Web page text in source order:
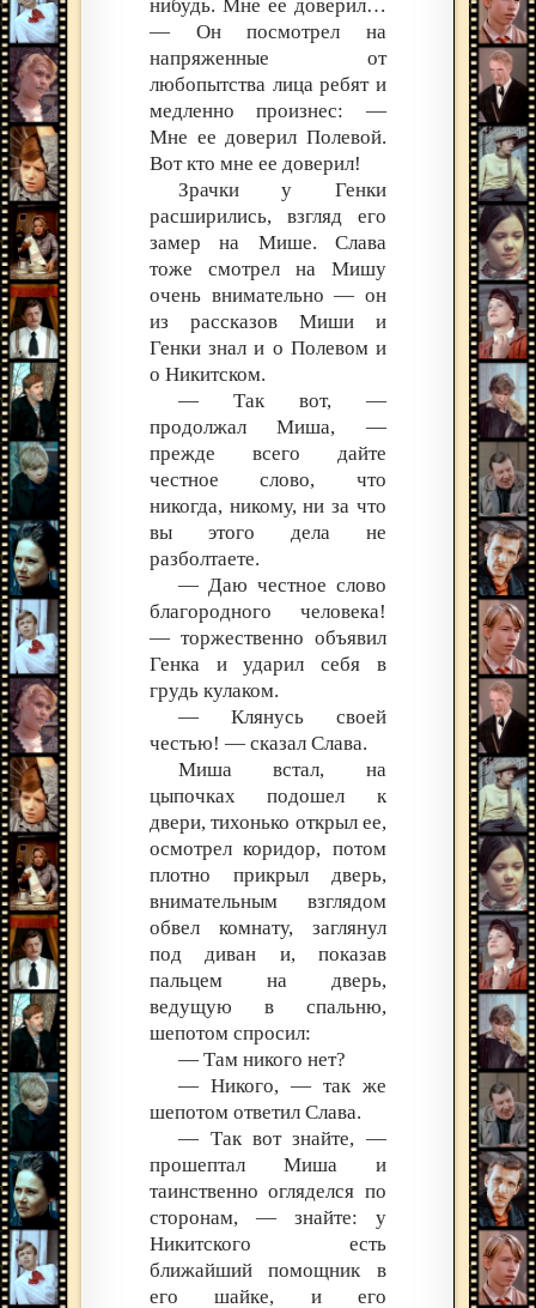
нибудь. Мне ее доверил…
— Он посмотрел на
напряженные от
любопытства лица ребят и
медленно произнес: —
Мне ее доверил Полевой.
Вот кто мне ее доверил!
Зрачки у Генки
расширились, взгляд его
замер на Мише. Слава
тоже смотрел на Мишу
очень внимательно — он
из рассказов Миши и
Генки знал и о Полевом и
о Никитском.
— Так вот, —
продолжал Миша, —
прежде всего дайте
честное слово, что
никогда, никому, ни за что
вы этого дела не
разболтаете.
— Даю честное слово
благородного человека!
— торжественно объявил
Генка и ударил себя в
грудь кулаком.
— Клянусь своей
честью! — сказал Слава.
Миша встал, на
цыпочках подошел к
двери, тихонько открыл ее,
осмотрел коридор, потом
плотно прикрыл дверь,
внимательным взглядом
обвел комнату, заглянул
под диван и, показав
пальцем на дверь,
ведущую в спальню,
шепотом спросил:
— Там никого нет?
— Никого, — так же
шепотом ответил Слава.
— Так вот знайте, —
прошептал Миша и
таинственно огляделся по
сторонам, — знайте: у
Никитского есть
ближайший помощник в
его шайке, и его